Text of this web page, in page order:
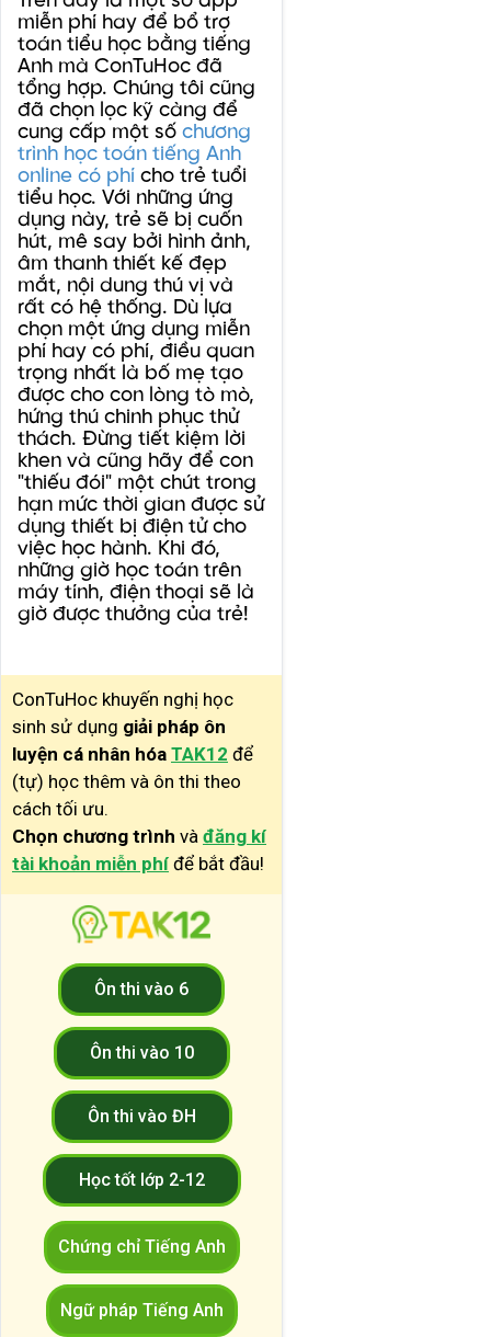
miễn phí hay để bổ trợ
toán tiểu học bằng tiếng
Anh mà ConTuHoc đã
tổng hợp. Chúng tôi cũng
đã chọn lọc kỹ càng để
cung cấp một số chương
trình học toán tiếng Anh
online có phí cho trẻ tuổi
tiểu học. Với những ứng
dụng này, trẻ sẽ bị cuốn
hút, mê say bởi hình ảnh,
âm thanh thiết kế đẹp
mắt, nội dung thú vị và
rất có hệ thống. Dù lựa
chọn một ứng dụng miễn
phí hay có phí, điều quan
trọng nhất là bố mẹ tạo
được cho con lòng tò mò,
hứng thú chinh phục thử
thách. Đừng tiết kiệm lời
khen và cũng hãy để con
"thiếu đói" một chút trong
hạn mức thời gian được sử
dụng thiết bị điện tử cho
việc học hành. Khi đó,
những giờ học toán trên
máy tính, điện thoại sẽ là
giờ được thưởng của trẻ!
ConTuHoc khuyến nghị học
sinh sử dụng giải pháp ôn
luyện cá nhân hóa TAK12 để
(tự) học thêm và ôn thi theo
cách tối ưu.
Chọn chương trình và đăng kí
tài khoản miễn phí để bắt đầu!
Ôn thi vào 6
Ôn thi vào 10
Ôn thi vào ĐH
Học tốt lớp 2-12
Chứng chỉ Tiếng Anh
Ngữ pháp Tiếng Anh